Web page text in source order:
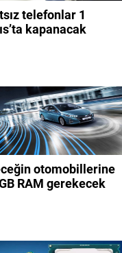
telefonlar 1
kapanacak
otomobillerine
RAM gerekecek